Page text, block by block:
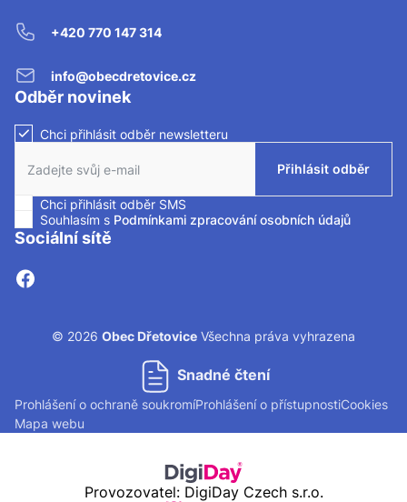
+420 770 147 314
info@obecdretovice.cz
Odběr novinek
Chci přihlásit odběr newsletteru
Přihlásit odběr
Chci přihlásit odběr SMS
Zaškrtnutím políčka souhlasíte se zasíláním SMS.
Souhlasím s Podmínkami zpracování osobních údajů
Sociální sítě
© 2026 Obec Dřetovice Všechna práva vyhrazena
Snadné čtení
Prohlášení o ochraně soukromíProhlášení o přístupnostiCookies
Mapa webu
Provozovatel: DigiDay Czech s.r.o.